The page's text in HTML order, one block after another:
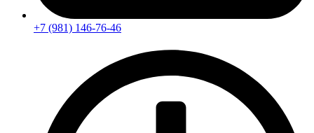
+7 (981) 146-76-46